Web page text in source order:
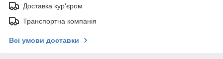
Доставка кур'єром
Транспортна компанія
Всі умови доставки